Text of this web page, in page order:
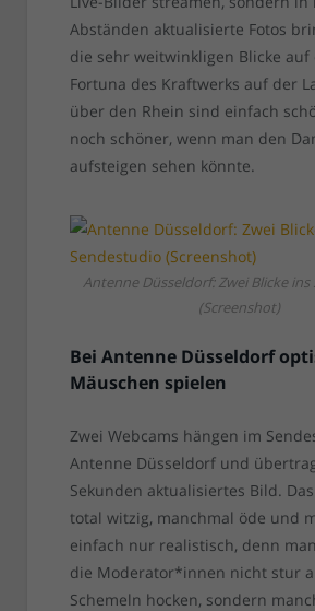
Abständen aktualisierte Fotos
die sehr weitwinkligen Blicke auf
Fortuna des Kraftwerks auf der
über den Rhein sind einfach
noch schöner, wenn man den
aufsteigen sehen könnte.
Antenne Düsseldorf: Zwei Blicke
(Screenshot)
Bei Antenne Düsseldorf
Mäuschen spielen
Zwei Webcams hängen im
Antenne Düsseldorf und
Sekunden aktualisiertes Bild.
total witzig, manchmal öde und
einfach nur realistisch, denn
die Moderator*innen nicht stur
Schemeln hocken, sondern